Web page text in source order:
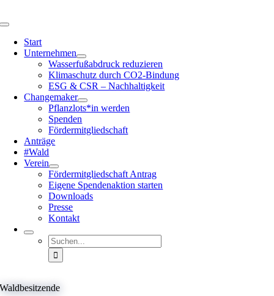
Inhalt
Navigation
umschalten
Start
Unter­nehmen
Wasser­fuß­ab­druck reduzieren
Klima­schutz durch CO2-Bindung
ESG & CSR – Nachhal­tig­keit
Change­maker
Pflanzlots*in werden
Spenden
Förder­mit­glied­schaft
Anträge
#Wald
Verein
Förder­mit­glied­schaft Antrag
Eigene Spenden­ak­tion starten
Downloads
Presse
Kontakt
Suche
nach:
Waldbe­sit­zende